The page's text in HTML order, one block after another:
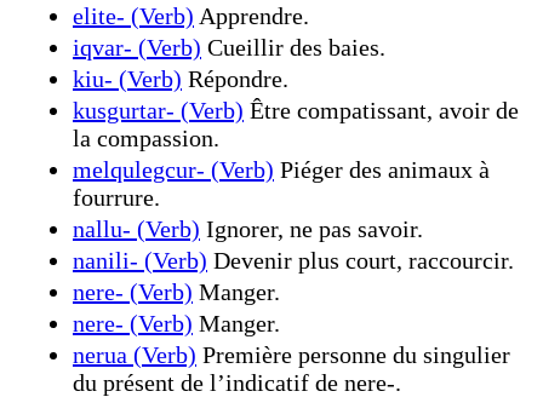
elite- (Verb) Apprendre.
iqvar- (Verb) Cueillir des baies.
kiu- (Verb) Répondre.
kusgurtar- (Verb) Être compatissant, avoir de
la compassion.
melqulegcur- (Verb) Piéger des animaux à
fourrure.
nallu- (Verb) Ignorer, ne pas savoir.
nanili- (Verb) Devenir plus court, raccourcir.
nere- (Verb) Manger.
nere- (Verb) Manger.
nerua (Verb) Première personne du singulier
du présent de l’indicatif de nere-.